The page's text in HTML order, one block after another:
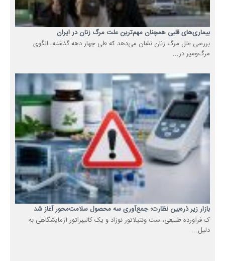
بیماری‌های قلبی همچنان مهم‌ترین علت مرگ زنان در ایران
بررسی علل مرگ زنان نشان می‌دهد که طی چهار دهه گذشته، الگوی
مرگ‌ومیر در...
بازار زیر ذره‌بین نظارت؛ جمع‌آوری سه محصول سلامت‌محور آغاز شد
ک فرآورده طبیعی، ست ونتیلاتور نوزاد و یک کالیبراتور آزمایشگاهی به
دلیل...